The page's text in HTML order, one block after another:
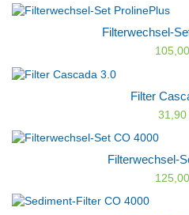
Filterwechsel-
Filter
31,90
Filterwechsel-